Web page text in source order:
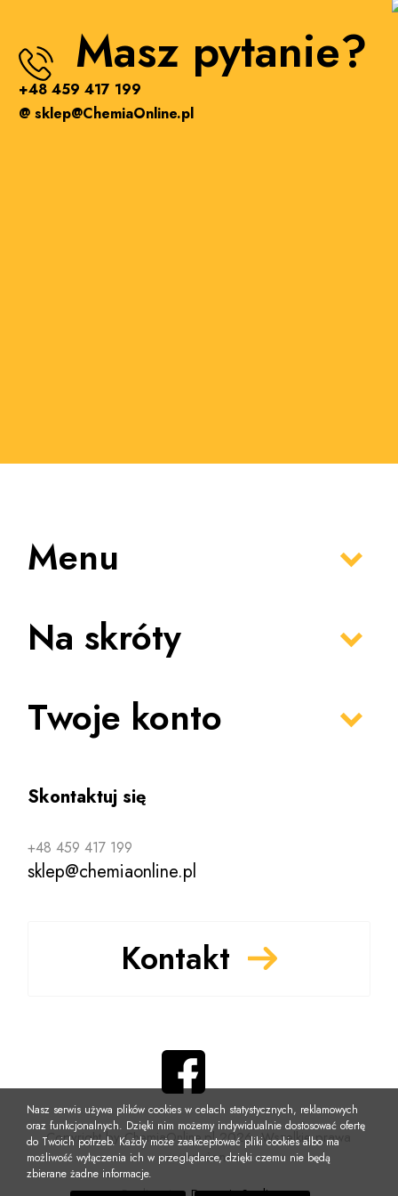
Nasz serwis używa plików cookies w celach statystycznych, reklamowych
oraz funkcjonalnych. Dzięki nim możemy indywidualnie dostosować ofertę
do Twoich potrzeb. Każdy może zaakceptować pliki cookies albo ma
możliwość wyłączenia ich w przeglądarce, dzięki czemu nie będą
zbierane żadne informacje.
Masz pytanie?
+48 459 417 199
@ sklep@ChemiaOnline.pl
Menu
Na skróty
Twoje konto
Skontaktuj się
+48 459 417 199
sklep@chemiaonline.pl
Kontakt
Copyright by ChemiaOnline.pl 2026, Wszelkie prawa
zastrzeżone